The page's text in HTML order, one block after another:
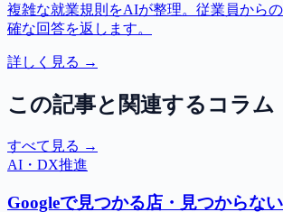
複雑な就業規則をAIが整理。従業員から
確な回答を返します。
詳しく見る →
この記事と関連するコラム
すべて見る →
AI・DX推進
Googleで見つかる店・見つからな